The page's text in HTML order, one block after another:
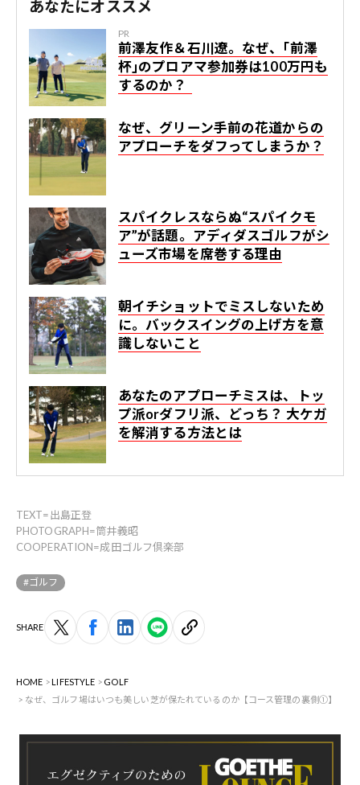
あなたにオススメ
PR
前澤友作＆石川遼。なぜ、｢前澤
杯｣のプロアマ参加券は100万円も
するのか？
なぜ、グリーン手前の花道からの
アプローチをダフってしまうか？
スパイクレスならぬ“スパイクモ
ア”が話題。アディダスゴルフがシ
ューズ市場を席巻する理由
朝イチショットでミスしないため
に。バックスイングの上げ方を意
識しないこと
あなたのアプローチミスは、トッ
プ派orダフリ派、どっち？ 大ケガ
を解消する方法とは
TEXT=出島正登
PHOTOGRAPH=筒井義昭
COOPERATION=成田ゴルフ倶楽部
#ゴルフ
SHARE
HOME LIFESTYLE
GOLF
なぜ、ゴルフ場はいつも美しい芝が保たれているのか【コース管理の裏側①】